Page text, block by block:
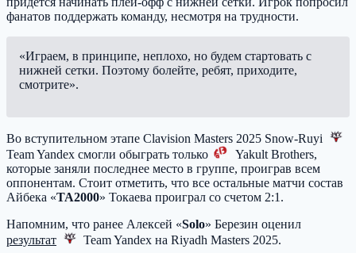
фанатов поддержать команду, несмотря на трудности.
«Играем, в принципе, неплохо, но будем стартовать с
нижней сетки. Поэтому болейте, ребят, приходите,
смотрите».
Во вступительном этапе Clavision Masters 2025 Snow-Ruyi
Team Yandex смогли обыграть только Yakult Brothers,
которые заняли последнее место в группе, проиграв всем
оппонентам. Стоит отметить, что все остальные матчи состав
Айбека «TA2000» Токаева проиграл со счетом 2:1.
Напомним, что ранее Алексей «Solo» Березин оценил
результат
Team Yandex на Riyadh Masters 2025.